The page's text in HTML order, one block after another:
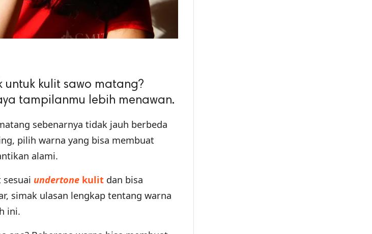
kulit sawo matang?
tampilanmu lebih menawan.
sebenarnya tidak jauh berbeda
pilih warna yang bisa membuat
alami.
undertone kulit dan bisa
simak ulasan lengkap tentang warna
ini.